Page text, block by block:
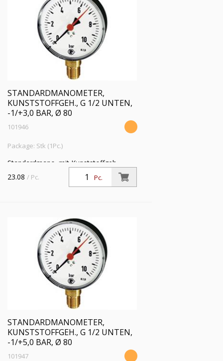
STANDARDMANOMETER,
KUNSTSTOFFGEH., G 1/2 UNTEN,
-1/+3,0 BAR, Ø 80
101946
Package: Stk (1Pc.)
Standardmano. mit Kunststoffgeh.,
Einfachskala in bar, Anschluss radial
unten, G 1/2, Güteklasse 1,6, Messber.
Pc.
23.08 / Pc.
STANDARDMANOMETER,
KUNSTSTOFFGEH., G 1/2 UNTEN,
-1/+5,0 BAR, Ø 80
101947